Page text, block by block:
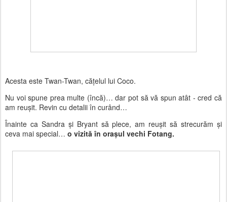
Acesta este Twan-Twan, cățelul lui Coco.
Nu voi spune prea multe (încă)… dar pot să vă spun atât - cred că
am reușit. Revin cu detalii în curând…
Înainte ca Sandra și Bryant să plece, am reușit să strecurăm și
ceva mai special… o vizită în orașul vechi Fotang.